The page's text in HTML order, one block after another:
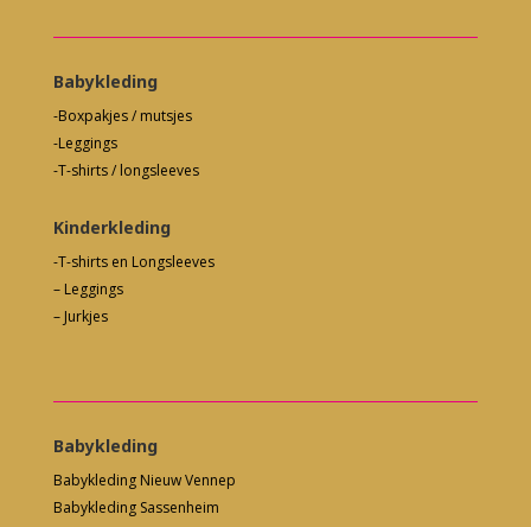
Babykleding
-Boxpakjes / mutsjes
-Leggings
-T-shirts / longsleeves
Kinderkleding
-T-shirts en Longsleeves
– Leggings
– Jurkjes
Babykleding
Babykleding Nieuw Vennep
Babykleding Sassenheim